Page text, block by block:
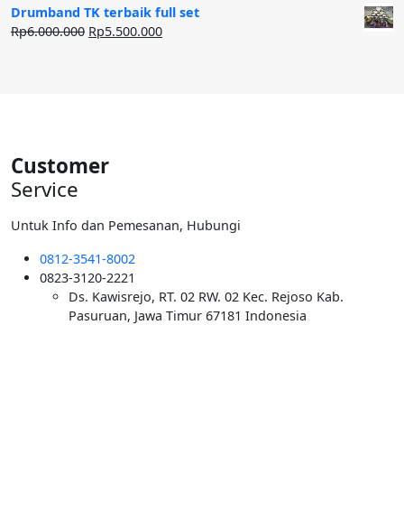
adalah:
Rp50.000.000.
ini
Drumband TK terbaik full set
Rp6.000.000 Harga
Rp5.500.000Harga
Customer
Service
Untuk Info dan Pemesanan, Hubungi
0812-3541-8002
0823-3120-2221
Ds. Kawisrejo, RT. 02 RW. 02 Kec. Rejoso Kab.
Pasuruan, Jawa Timur 67181 Indonesia